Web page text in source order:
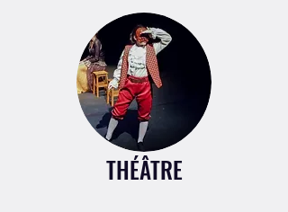
THÉÂTRE